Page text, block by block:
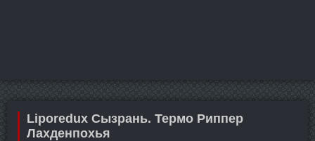
Liporedux Сызрань. Термо Риппер
Лахденпохья